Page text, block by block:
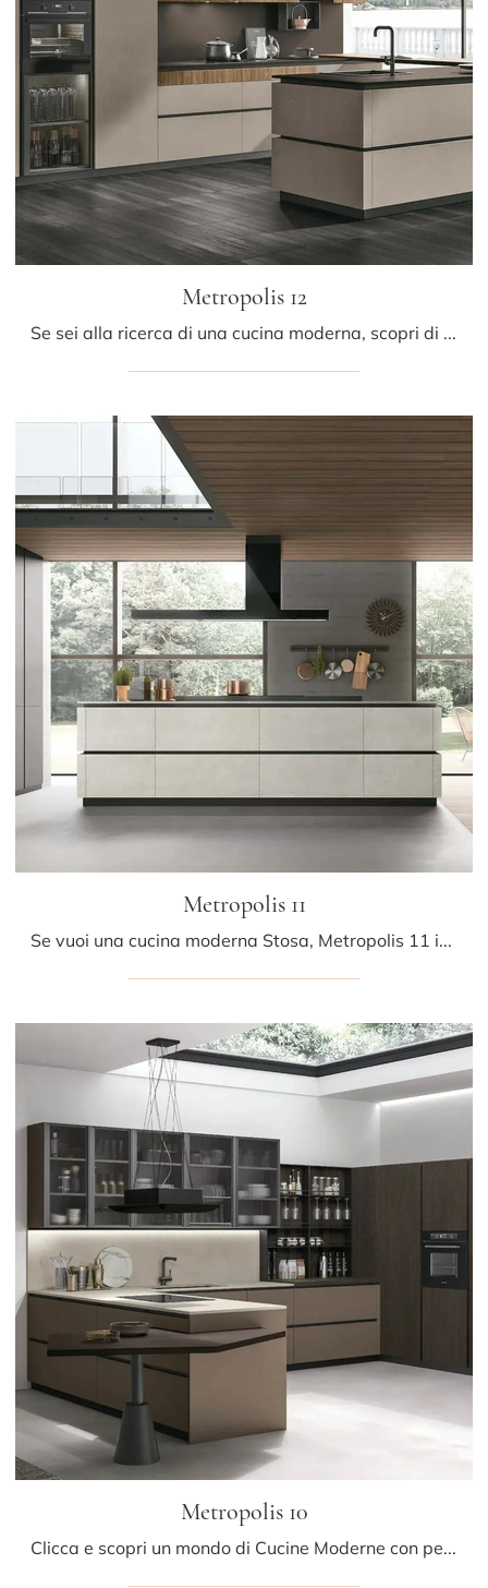
Metropolis 12
Se sei alla ricerca di una cucina moderna, scopri di più sul modello Metropolis 12 Stosa.
Metropolis 11
Se vuoi una cucina moderna Stosa, Metropolis 11 in Pet ti attende nel nostro negozio di Cucine Moderne con isola.
Metropolis 10
Clicca e scopri un mondo di Cucine Moderne con penisola: la cucina Metropolis 10 Stosa in Pet ti aspetta!